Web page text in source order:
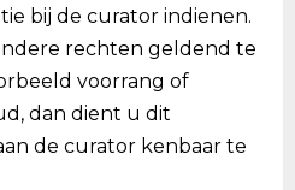
bij de curator indienen.
rechten geldend te
voorrang of
dan dient u dit
de curator kenbaar te